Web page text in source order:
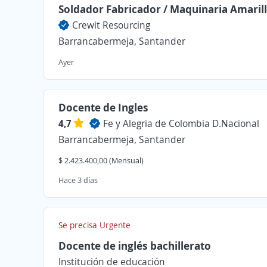
Soldador Fabricador / Maquinaria
Crewit Resourcing
Barrancabermeja, Santander
Ayer
Docente de Ingles
4,7
Fe y Alegria de Colombia D.Nacional
Barrancabermeja, Santander
$ 2.423.400,00 (Mensual)
Hace 3 días
Se precisa Urgente
Docente de inglés bachillerato
Institución de educación